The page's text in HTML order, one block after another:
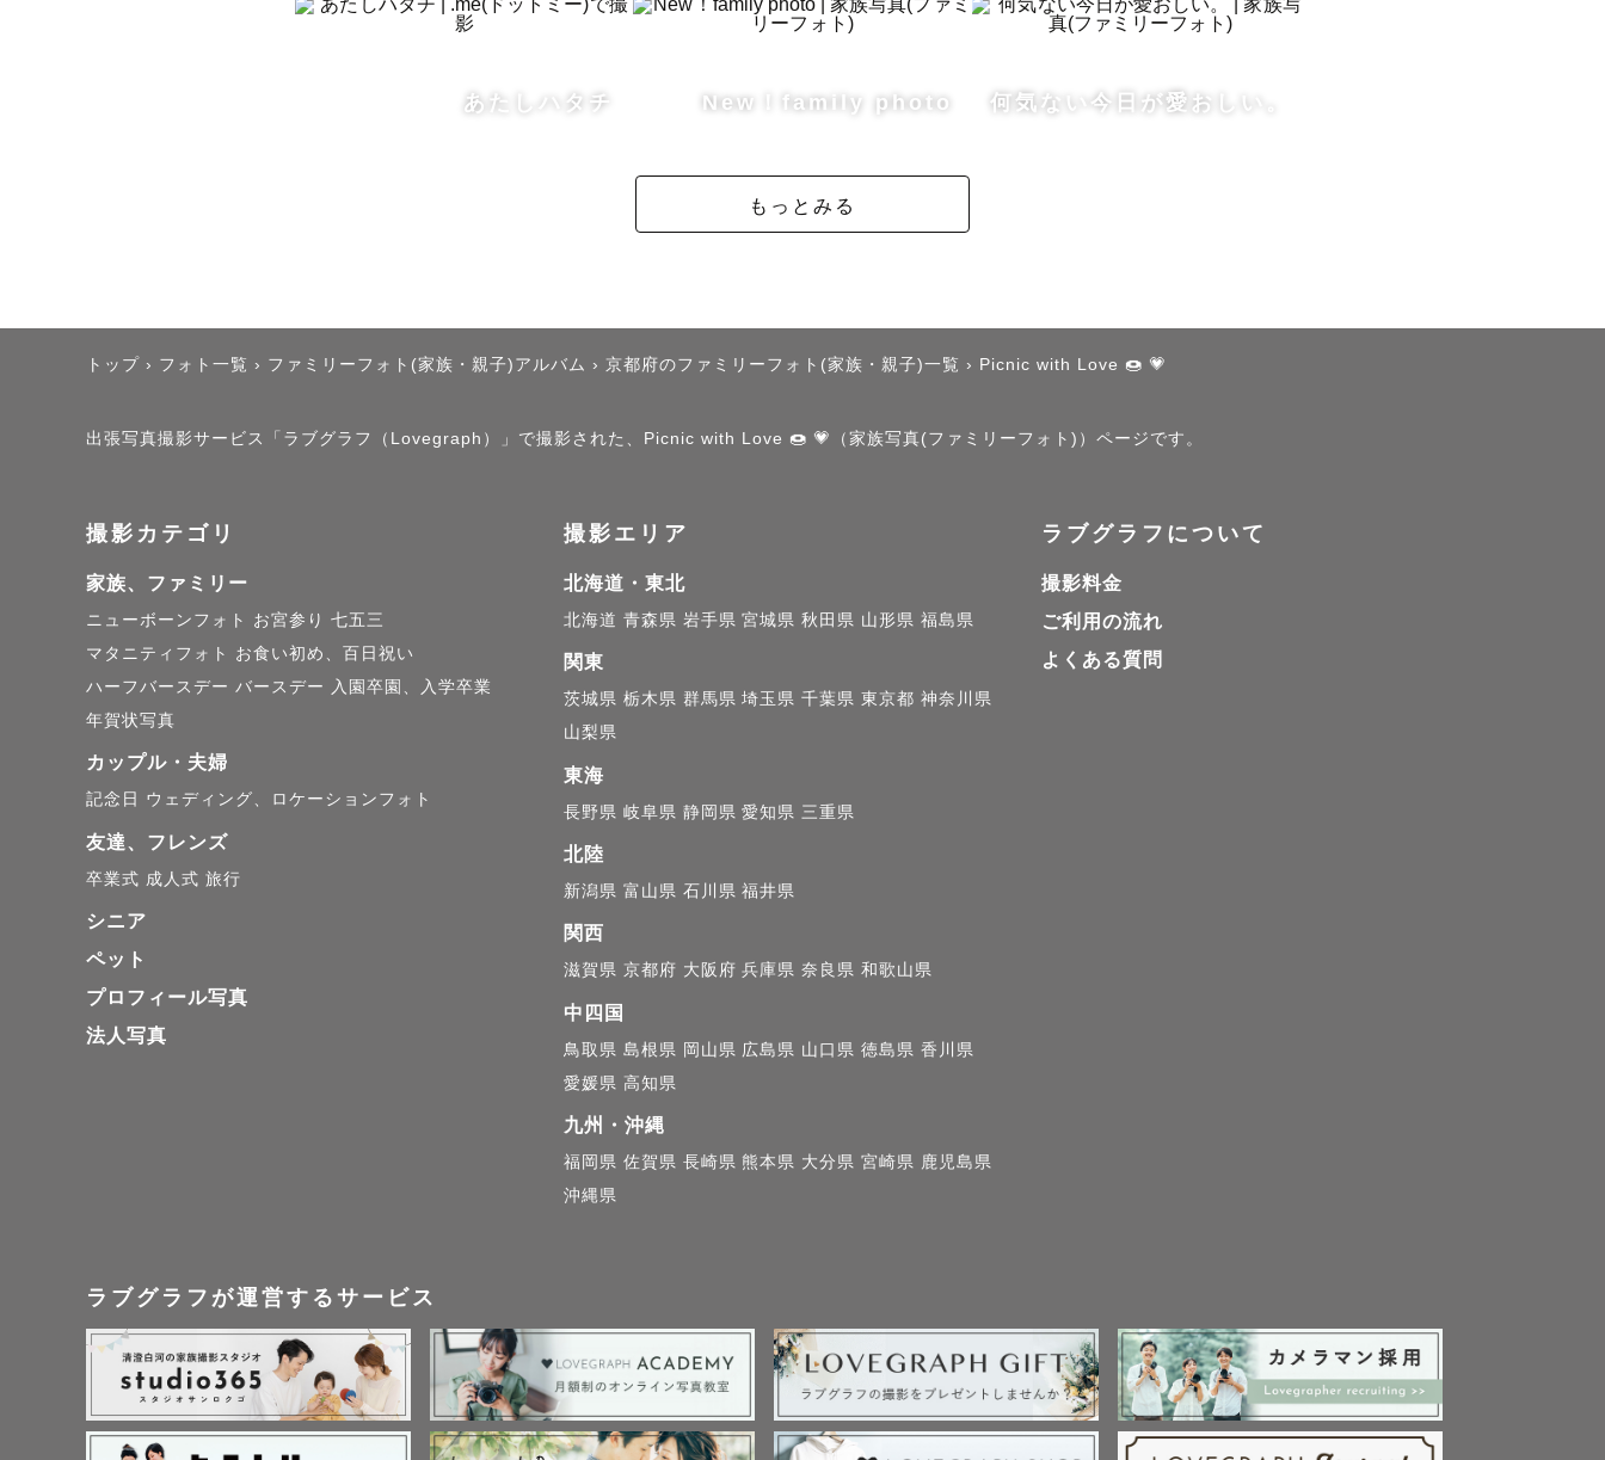
/   FOR  ENGLISH  SPEAKERS   /
Please feel free to call me “Arisa”😊
problem✨
I'm looking forward to meeting you.
﹋﹋﹋﹋﹋﹋﹋﹋﹋﹋﹋﹋﹋﹋
👤 私について 👤
はじめまして！
関東を中心に活動している “まるめも” です🕊️
現在は横浜市に住んでいますが、出身は関西(京都府)です。
関西でのご依頼も承れることもございますので、お気軽にご相談ください︎︎ ！
˗ˋˏ　撮影得意ジャンル　ˎˊ˗
小さなお子様がいるファミリー撮影 (子供と仲良くなるの上手ですね…!とよく
ゲスト様からのお声をいただきます😌)
学生（卒業式・成人式）
ペットとご一緒の撮影 (幼い頃からわんちゃんを飼っていました🐶)
あたしハタチ New！family photo 何気ない今日が愛おしい。
もっとみる
トップ › フォト一覧 › ファミリーフォト(家族・親子)アルバム › 京都府のファミリーフォト(家族・親子)一覧 › Picnic with Love 🍩 💗
出張写真撮影サービス「ラブグラフ（Lovegraph）」で撮影された、Picnic with Love 🍩 💗（家族写真(ファミリーフォト)）ページです。
撮影カテゴリ
家族、ファミリー
ニューボーンフォト お宮参り 七五三
マタニティフォト
お食い初め、百日祝い
ハーフバースデー バースデー
入園卒園、入学卒業
年賀状写真
カップル・夫婦
記念日 ウェディング、ロケーションフォト
友達、フレンズ
卒業式 成人式 旅行
シニア
ペット
プロフィール写真
法人写真
撮影エリア
北海道・東北
北海道 青森県 岩手県 宮城県 秋田県 山形県 福島県
関東
茨城県 栃木県 群馬県 埼玉県 千葉県 東京都 神奈川県
山梨県
東海
長野県 岐阜県 静岡県 愛知県 三重県
北陸
新潟県 富山県 石川県 福井県
関西
滋賀県 京都府 大阪府 兵庫県 奈良県 和歌山県
中四国
鳥取県 島根県 岡山県 広島県 山口県 徳島県 香川県
愛媛県 高知県
九州・沖縄
福岡県 佐賀県 長崎県 熊本県 大分県 宮崎県 鹿児島県
沖縄県
ラブグラフについて
撮影料金
ご利用の流れ
よくある質問
ラブグラフが運営するサービス